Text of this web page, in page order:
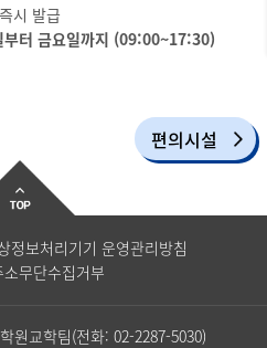
시 발급
부터 금요일까지 (09:00~17:30)
편의시설
정보처리기기 운영관리방침
무단수집거부
원교학팀(전화: 02-2287-5030)